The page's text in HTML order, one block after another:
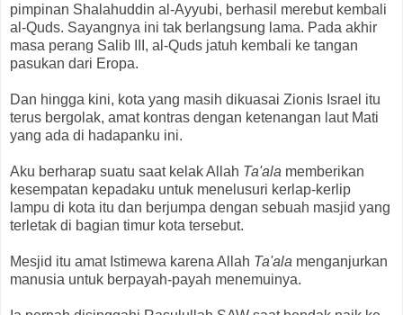
pimpinan Shalahuddin al-Ayyubi, berhasil merebut kembali
al-Quds. Sayangnya ini tak berlangsung lama. Pada akhir
masa perang Salib III, al-Quds jatuh kembali ke tangan
pasukan dari Eropa.
Dan hingga kini, kota yang masih dikuasai Zionis Israel itu
terus bergolak, amat kontras dengan ketenangan laut Mati
yang ada di hadapanku ini.
Aku berharap suatu saat kelak Allah Ta'ala memberikan
kesempatan kepadaku untuk menelusuri kerlap-kerlip
lampu di kota itu dan berjumpa dengan sebuah masjid yang
terletak di bagian timur kota tersebut.
Mesjid itu amat Istimewa karena Allah Ta'ala menganjurkan
manusia untuk berpayah-payah menemuinya.